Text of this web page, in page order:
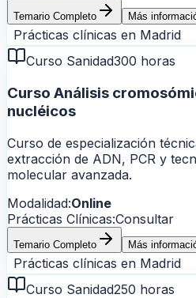
Temario Completo Más
Prácticas clínicas en Madrid
Curso Sanidad300 horas
Curso Análisis
nucléicos
Curso de especialización
extracción de ADN, PCR y
molecular avanzada.
Modalidad:Online
Prácticas Clínicas:Consultar
Temario Completo Más
Prácticas clínicas en Madrid
Curso Sanidad250 horas